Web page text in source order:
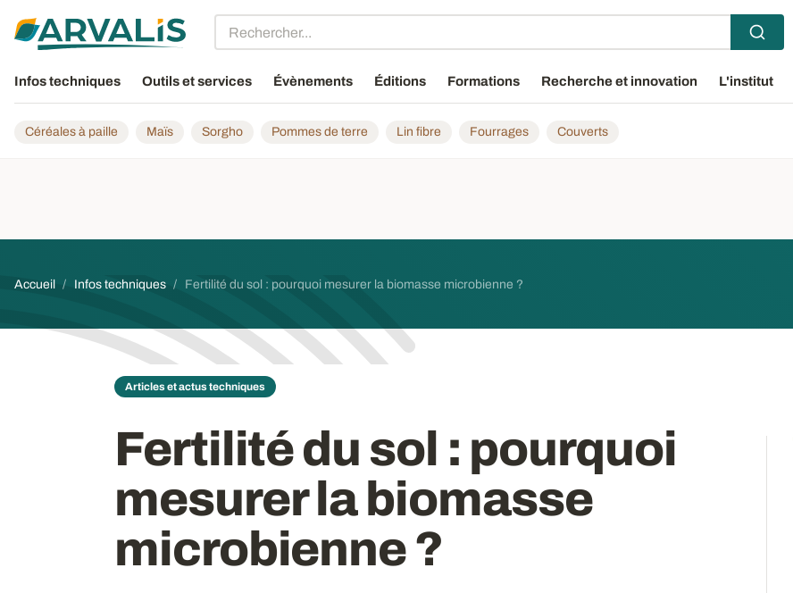
Infos techniques Outils et services Évènements Éditions Formations Recherche et innovation L'institut
Céréales à paille Maïs Sorgho Pommes de terre Lin fibre Fourrages Couverts
Fil d'Ariane
Accueil Infos techniques Fertilité du sol : pourquoi mesurer la biomasse microbienne ?
Articles et actus techniques
Fertilité du sol : pourquoi
mesurer la biomasse
microbienne ?